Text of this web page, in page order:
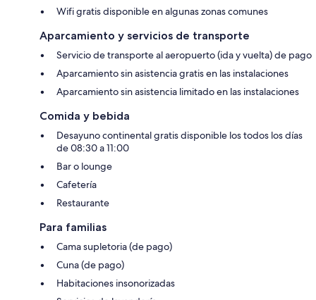
Wifi gratis disponible en algunas zonas comunes
Aparcamiento y servicios de transporte
Servicio de transporte al aeropuerto (ida y vuelta) de pago
Aparcamiento sin asistencia gratis en las instalaciones
Aparcamiento sin asistencia limitado en las instalaciones
Comida y bebida
Desayuno continental gratis disponible los todos los días
de 08:30 a 11:00
Bar o lounge
Cafetería
Restaurante
Para familias
Cama supletoria (de pago)
Cuna (de pago)
Habitaciones insonorizadas